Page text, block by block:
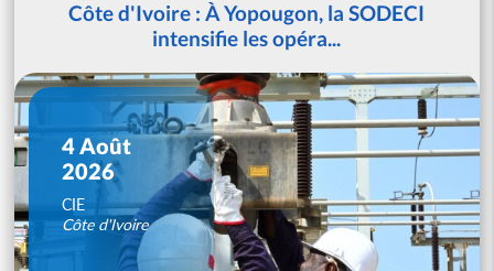
Côte d'Ivoire : À Yopougon, la SODECI
intensifie les opéra...
4 Août
2026
CIE
Côte d'Ivoire